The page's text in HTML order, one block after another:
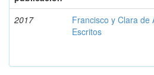
2017
Francisco y Clara de
Escritos